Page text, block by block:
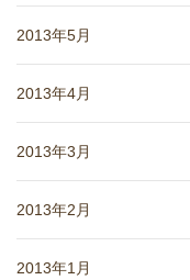
2013年5月
2013年4月
2013年3月
2013年2月
2013年1月